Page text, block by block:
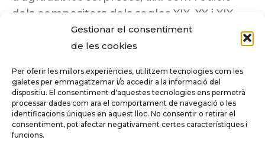
Gestionar el consentiment
de les cookies
Per oferir les millors experiències, utilitzem tecnologies com les
galetes per emmagatzemar i/o accedir a la informació del
dispositiu. El consentiment d'aquestes tecnologies ens permetrà
processar dades com ara el comportament de navegació o les
identificacions úniques en aquest lloc. No consentir o retirar el
consentiment, pot afectar negativament certes característiques i
funcions.
dels compositors dels segles XIX, XX i XIX
insuficientment coneguts.
Tots els drets reservats a ©Columna
Música.